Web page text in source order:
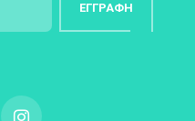
ΕΓΓΡΑΦΉ